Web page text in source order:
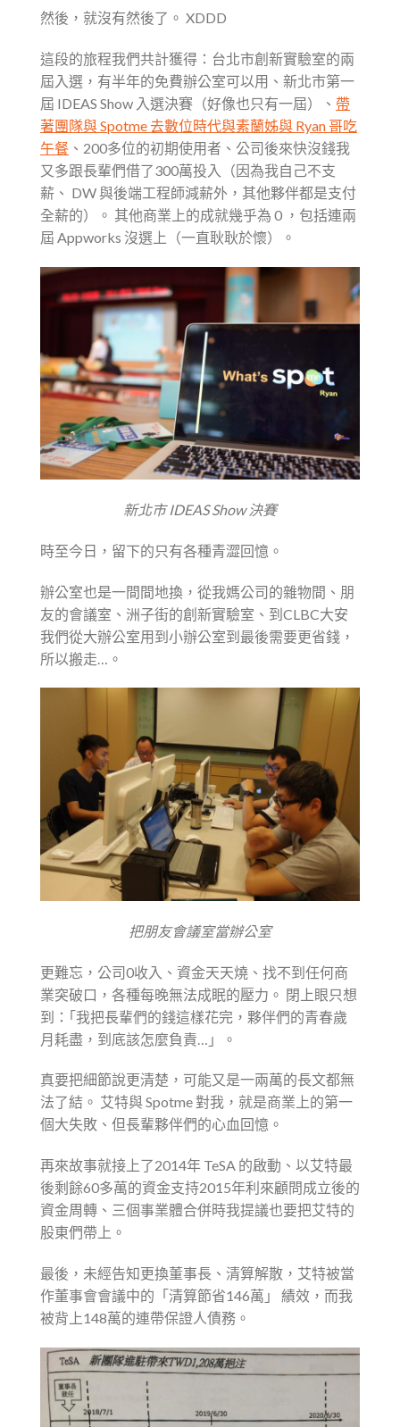
然後，就沒有然後了。 XDDD
這段的旅程我們共計獲得：台北市創新實驗室的兩
屆入選，有半年的免費辦公室可以用、新北市第一
屆 IDEAS Show 入選決賽（好像也只有一屆）、 帶
著團隊與 Spotme 去數位時代與素蘭姊與 Ryan 哥吃
午餐 、200多位的初期使用者、公司後來快沒錢我
又多跟長輩們借了300萬投入（因為我自己不支
薪、 DW 與後端工程師減薪外，其他夥伴都是支付
全薪的）。 其他商業上的成就幾乎為 0 ，包括連兩
屆 Appworks 沒選上（一直耿耿於懷）。
新北市 IDEAS Show 決賽
時至今日，留下的只有各種青澀回憶。
辦公室也是一間間地換，從我媽公司的雜物間、朋
友的會議室、洲子街的創新實驗室、到CLBC大安
我們從大辦公室用到小辦公室到最後需要更省錢，
所以搬走…。
把朋友會議室當辦公室
更難忘，公司0收入、資金天天燒、找不到任何商
業突破口，各種每晚無法成眠的壓力。 閉上眼只想
到：｢我把長輩們的錢這樣花完，夥伴們的青春歲
月耗盡，到底該怎麼負責…」。
真要把細節說更清楚，可能又是一兩萬的長文都無
法了結。 艾特與 Spotme 對我，就是商業上的第一
個大失敗、但長輩夥伴們的心血回憶。
再來故事就接上了2014年 TeSA 的啟動、以艾特最
後剩餘60多萬的資金支持2015年利來顧問成立後的
資金周轉、三個事業體合併時我提議也要把艾特的
股東們帶上。
最後，未經告知更換董事長、清算解散，艾特被當
作董事會會議中的「清算節省146萬」 績效，而我
被背上148萬的連帶保證人債務。